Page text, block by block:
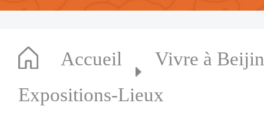
Accueil
Vivre à
Expositions-Lieux